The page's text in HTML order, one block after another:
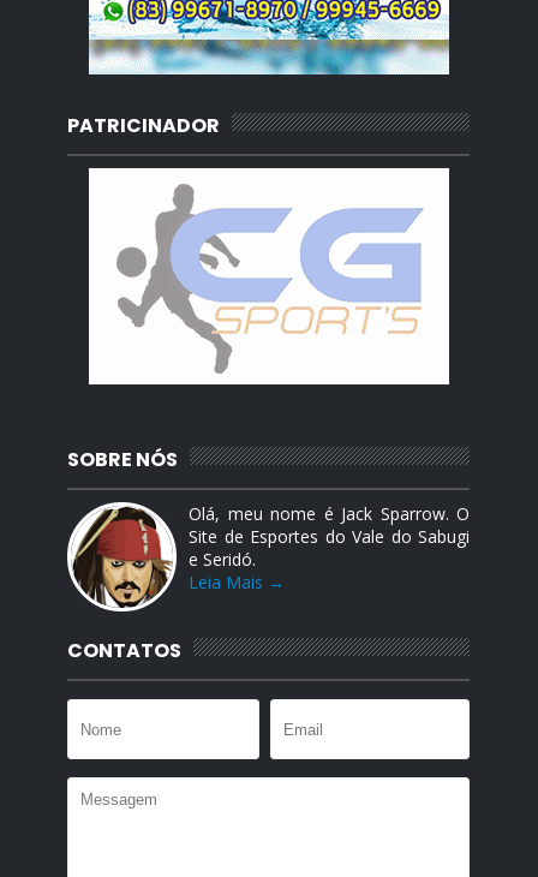
PATRICINADOR
SOBRE NÓS
Olá, meu nome é Jack Sparrow. O
Site de Esportes do Vale do Sabugi
e Seridó.
Leia Mais →
CONTATOS